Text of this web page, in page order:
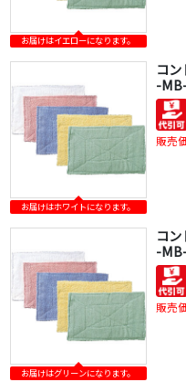
お届けはイエローになります。
お届けはホワイトになります。
コ
-
販売
お届けはグリーンになります。
コ
-
販売